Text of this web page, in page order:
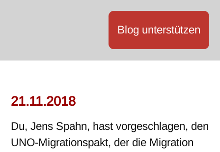
Blog unterstützen
21.11.2018
Du, Jens Spahn, hast vorgeschlagen, den
UNO-Migrationspakt, der die Migration